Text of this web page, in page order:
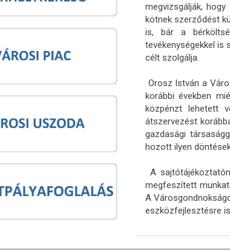
megvizsgálják,
kötnek szerződést
is, bár a
tevékenységekkel
célt szolgálja.
Orosz István a
korábbi években
közpénzt lehetett
átszervezést
gazdasági
hozott ilyen
A
megfeszített
A
eszközfejlesztésre